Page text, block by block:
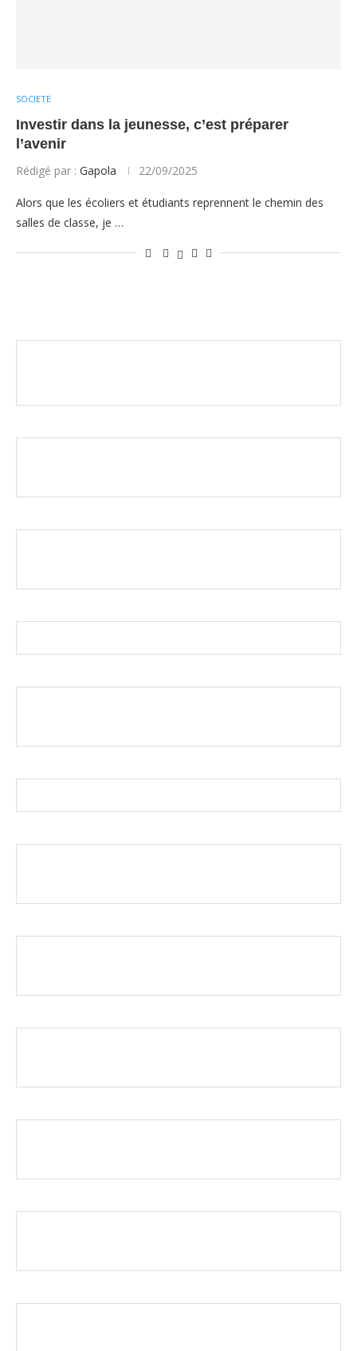
SOCIETE
Investir dans la jeunesse, c’est préparer
l’avenir
Rédigé par : Gapola 22/09/2025
Alors que les écoliers et étudiants reprennent le chemin des
salles de classe, je …